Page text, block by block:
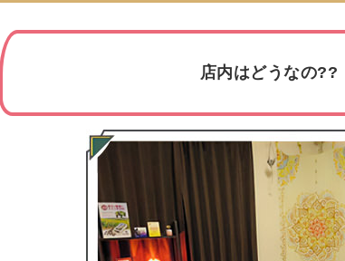
店内はどうなの??